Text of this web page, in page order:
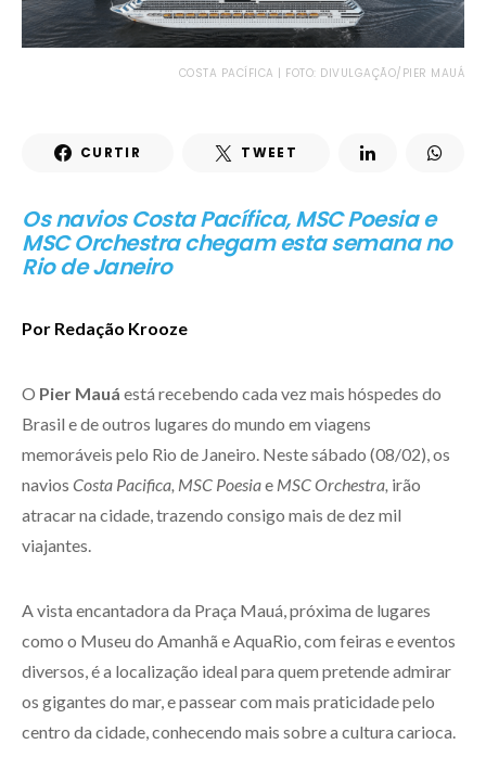
COSTA PACÍFICA | FOTO: DIVULGAÇÃO/PIER MAUÁ
CURTIR TWEET
Os navios Costa Pacífica, MSC Poesia e
MSC Orchestra chegam esta semana no
Rio de Janeiro
Por Redação Krooze
O Pier Mauá está recebendo cada vez mais hóspedes do
Brasil e de outros lugares do mundo em viagens
memoráveis pelo Rio de Janeiro. Neste sábado (08/02), os
navios Costa Pacifica, MSC Poesiae MSC Orchestra, irão
atracar na cidade, trazendo consigo mais de dez mil
viajantes.
A vista encantadora da Praça Mauá, próxima de lugares
como o Museu do Amanhã e AquaRio, com feiras e eventos
diversos, é a localização ideal para quem pretende admirar
os gigantes do mar, e passear com mais praticidade pelo
centro da cidade, conhecendo mais sobre a cultura carioca.